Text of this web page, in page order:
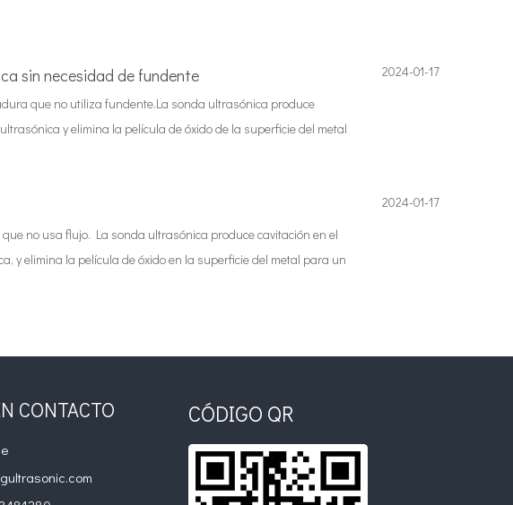
sin necesidad de fundente
que no utiliza fundente.La sonda ultrasónica produce
y elimina la película de óxido de la superficie del metal
2024-01-17
no usa flujo. La sonda ultrasónica produce cavitación en el
y elimina la película de óxido en la superficie del metal para un
2024-01-17
CONTACTO CÓDIGO QR